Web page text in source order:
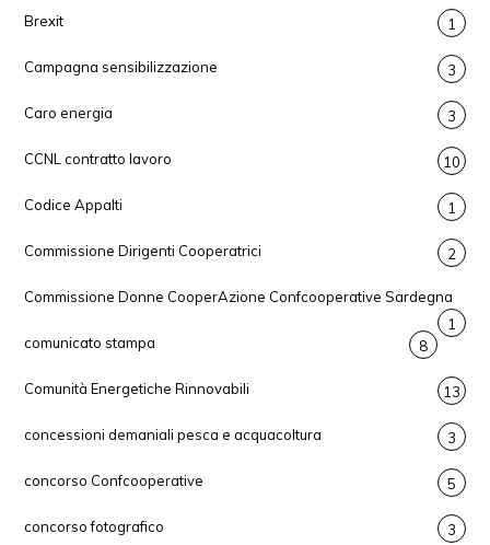
Brexit 1
Campagna sensibilizzazione 3
Caro energia 3
CCNL contratto lavoro 10
Codice Appalti 1
Commissione Dirigenti Cooperatrici 2
Commissione Donne CooperAzione Confcooperative Sardegna
1
comunicato stampa
8
Comunità Energetiche Rinnovabili 13
concessioni demaniali pesca e acquacoltura 3
concorso Confcooperative 5
concorso fotografico 3